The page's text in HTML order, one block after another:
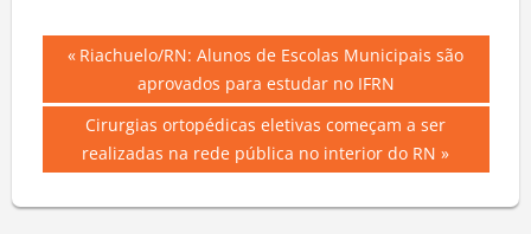
Navegação
de
Post
Previous
Riachuelo/RN: Alunos de Escolas Municipais são
aprovados para estudar no IFRN
Next
Post:
Cirurgias ortopédicas eletivas começam a ser
realizadas na rede pública no interior do RN